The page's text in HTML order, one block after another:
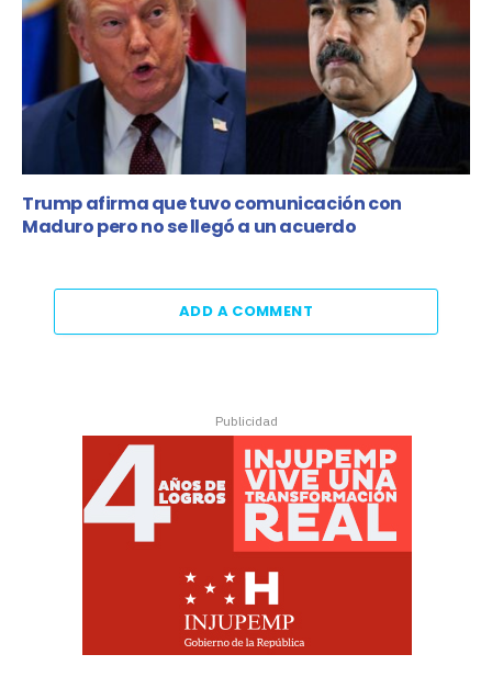
Trump afirma que tuvo comunicación con
Maduro pero no se llegó a un acuerdo
ADD A COMMENT
Publicidad